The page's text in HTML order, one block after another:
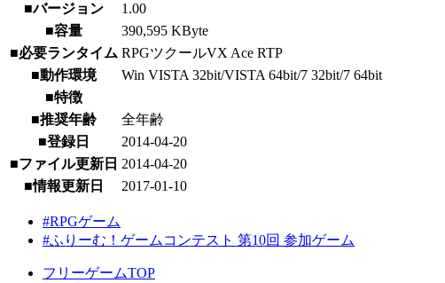
■バージョン
1.00
■容量
390,595 KByte
■必要ランタイム RPGツクールVX Ace RTP
■動作環境
Win VISTA 32bit/VISTA 64bit/7 32bit/7 64bit
■特徴
■推奨年齢
全年齢
■登録日
2014-04-20
■ファイル更新日 2014-04-20
■情報更新日
2017-01-10
#RPGゲーム
#ふりーむ！ゲームコンテスト 第10回 参加ゲーム
フリーゲームTOP